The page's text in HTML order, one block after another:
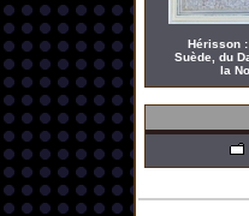
Hérisson
Suède, du
la